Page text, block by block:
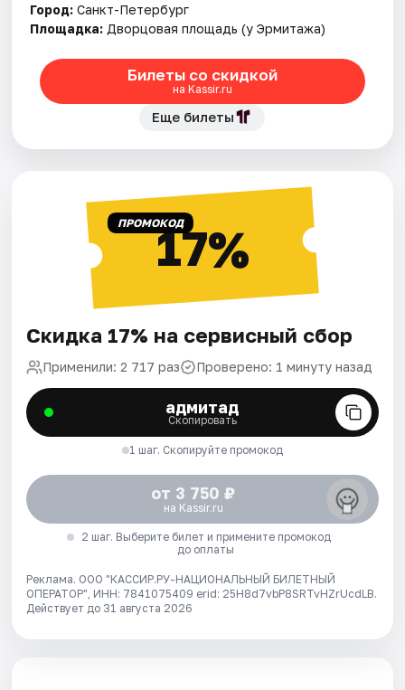
Город: Санкт-Петербург
Площадка: Дворцовая площадь (у Эрмитажа)
Билеты со скидкой
на Kassir.ru
Еще билеты
ПРОМОКОД17%
Скидка 17% на сервисный сбор
Применили: 2 717 раз Проверено: 1 минуту назад
адмитад
Скопировать
1 шаг. Скопируйте промокод
от 3 750 ₽
на Kassir.ru
2 шаг. Выберите билет и примените промокод
до оплаты
Реклама. ООО "КАССИР.РУ-НАЦИОНАЛЬНЫЙ БИЛЕТНЫЙ
ОПЕРАТОР", ИНН: 7841075409 erid: 25H8d7vbP8SRTvHZrUcdLB.
Действует до 31 августа 2026